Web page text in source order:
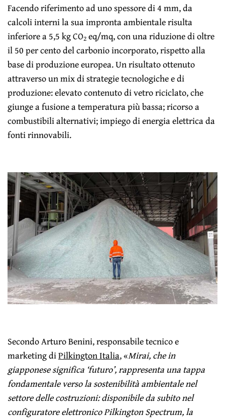
Facendo riferimento ad uno spessore di 4 mm, da
calcoli interni la sua impronta ambientale risulta
inferiore a 5,5 kg CO2eq/mq, con una riduzione di oltre
il 50 per cento del carbonio incorporato, rispetto alla
base di produzione europea. Un risultato ottenuto
attraverso un mix di strategie tecnologiche e di
produzione: elevato contenuto di vetro riciclato, che
giunge a fusione a temperatura più bassa; ricorso a
combustibili alternativi; impiego di energia elettrica da
fonti rinnovabili.
Secondo Arturo Benini, responsabile tecnico e
marketing diPilkington Italia, «Mirai, che in
giapponese significa ‘futuro’, rappresenta una tappa
fondamentale verso la sostenibilità ambientale nel
settore delle costruzioni: disponibile da subito nel
configuratore elettronico Pilkington Spectrum, la